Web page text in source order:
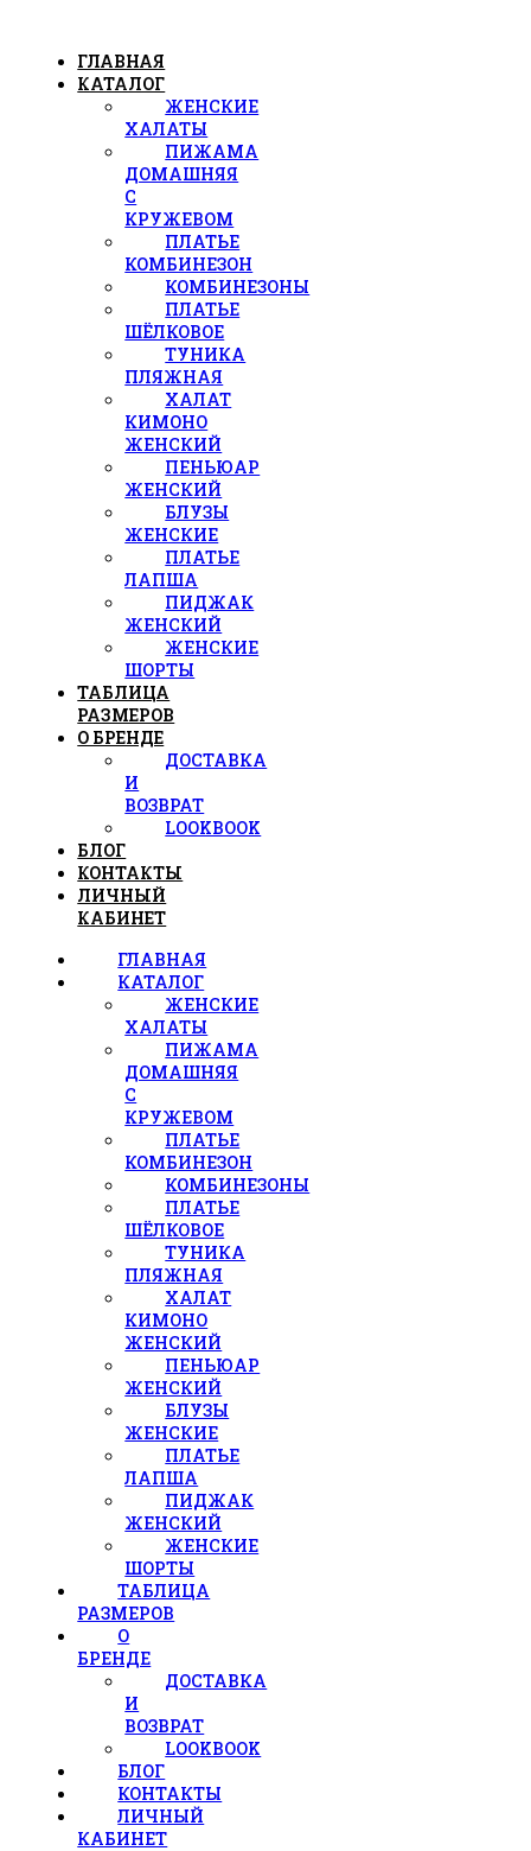
ГЛАВНАЯ
КАТАЛОГ
ЖЕНСКИЕ
ХАЛАТЫ
ПИЖАМА
ДОМАШНЯЯ
С
КРУЖЕВОМ
ПЛАТЬЕ
КОМБИНЕЗОН
КОМБИНЕЗОНЫ
ПЛАТЬЕ
ШЁЛКОВОЕ
ТУНИКА
ПЛЯЖНАЯ
ХАЛАТ
КИМОНО
ЖЕНСКИЙ
ПЕНЬЮАР
ЖЕНСКИЙ
БЛУЗЫ
ЖЕНСКИЕ
ПЛАТЬЕ
ЛАПША
ПИДЖАК
ЖЕНСКИЙ
ЖЕНСКИЕ
ШОРТЫ
ТАБЛИЦА
РАЗМЕРОВ
О БРЕНДЕ
ДОСТАВКА
И
ВОЗВРАТ
LOOKBOOK
БЛОГ
КОНТАКТЫ
ЛИЧНЫЙ
КАБИНЕТ
ГЛАВНАЯ
КАТАЛОГ
ЖЕНСКИЕ
ХАЛАТЫ
ПИЖАМА
ДОМАШНЯЯ
С
КРУЖЕВОМ
ПЛАТЬЕ
КОМБИНЕЗОН
КОМБИНЕЗОНЫ
ПЛАТЬЕ
ШЁЛКОВОЕ
ТУНИКА
ПЛЯЖНАЯ
ХАЛАТ
КИМОНО
ЖЕНСКИЙ
ПЕНЬЮАР
ЖЕНСКИЙ
БЛУЗЫ
ЖЕНСКИЕ
ПЛАТЬЕ
ЛАПША
ПИДЖАК
ЖЕНСКИЙ
ЖЕНСКИЕ
ШОРТЫ
ТАБЛИЦА
РАЗМЕРОВ
О
БРЕНДЕ
ДОСТАВКА
И
ВОЗВРАТ
LOOKBOOK
БЛОГ
КОНТАКТЫ
ЛИЧНЫЙ
КАБИНЕТ